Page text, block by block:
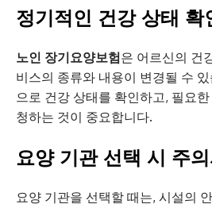
정기적인 건강 상태 확
노인 장기요양보험은 어르신의 건
비스의 종류와 내용이 변경될 수
으로 건강 상태를 확인하고, 필요
청하는 것이 중요합니다.
요양 기관 선택 시 주
요양 기관을 선택할 때는, 시설의